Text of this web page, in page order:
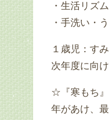
・生活リズ
・手洗い・
１歳児：す
次年度に向
☆『寒もち
年があけ、